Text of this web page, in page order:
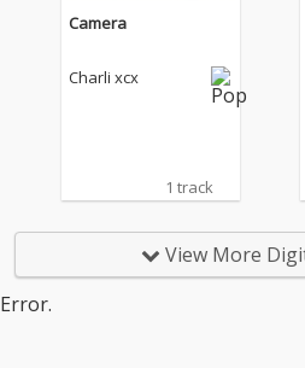
を告げたチャーリーｘ
ｃｘの新しい時代は何
マにし、文字通り“音
ラブカルチャー／ダン
荒々しく歪んだギター
Camera
Charli xcx
1 track
View More
Error.